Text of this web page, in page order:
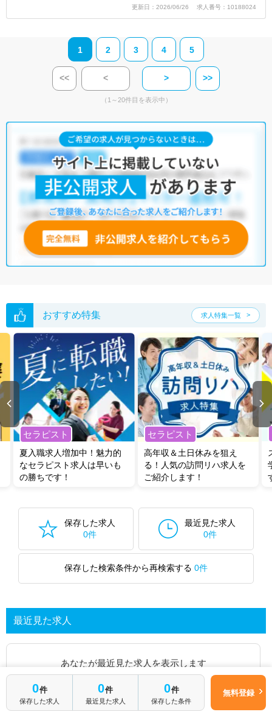
更新日：2026/06/26 求人番号：10188024
1 2 3 4 5
<< < > >>
（1～20件目を表示中）
おすすめ特集 求人特集一覧
セラピスト
夏入職求人増加中！魅力的
なセラピスト求人は早いも
の勝ちです！
セラピスト
高年収＆土日休みを狙え
る！人気の訪問リハ求人を
ご紹介します！
保存した求人
0件
最近見た求人
0件
保存した検索条件から再検索する 0件
最近見た求人
あなたが最近見た求人を表示します
求人を探してみる
0件
保存した求人
0件
最近見た求人
0件
保存した条件
無料登録